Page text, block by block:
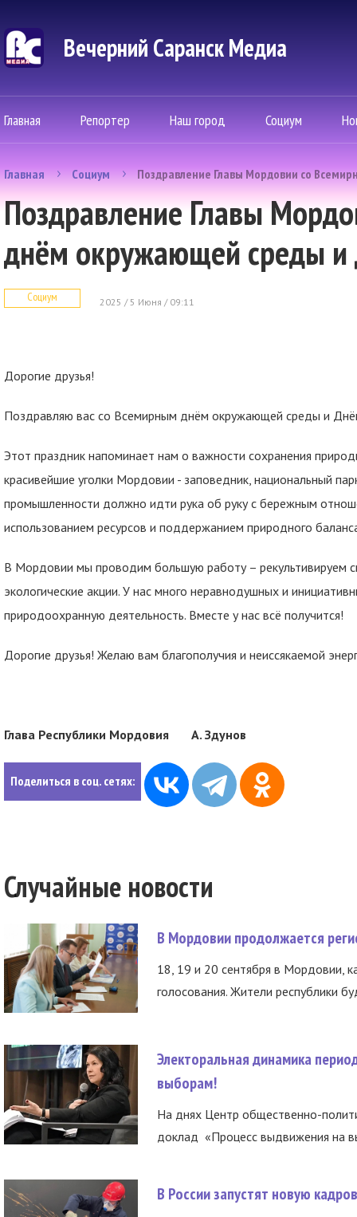
Вечерний Саранск Mедиа
Главная Репортер Наш город Социум
Главная Социум Поздравление Главы Мордовии со
Поздравление Главы
днём окружающей среды и
Социум 2025 / 5 Июня / 09:11
Дорогие друзья!
Поздравляю вас со Всемирным днём окружающей среды и
Этот праздник напоминает нам о важности сохранения
красивейшие уголки Мордовии - заповедник, национальный
промышленности должно идти рука об руку с бережным
использованием ресурсов и поддержанием природного
В Мордовии мы проводим большую работу – рекультивируем
экологические акции. У нас много неравнодушных и
природоохранную деятельность. Вместе у нас всё получится!
Дорогие друзья! Желаю вам благополучия и неиссякаемой
Глава Республики Мордовия А. Здунов
Поделиться в соц. сетях:
Случайные новости
В Мордовии продолжается
18, 19 и 20 сентября в Мордовии,
голосования. Жители республики
Электоральная динамика
выборам!
На днях Центр общественно-
доклад «Процесс выдвижения на
В России запустят новую